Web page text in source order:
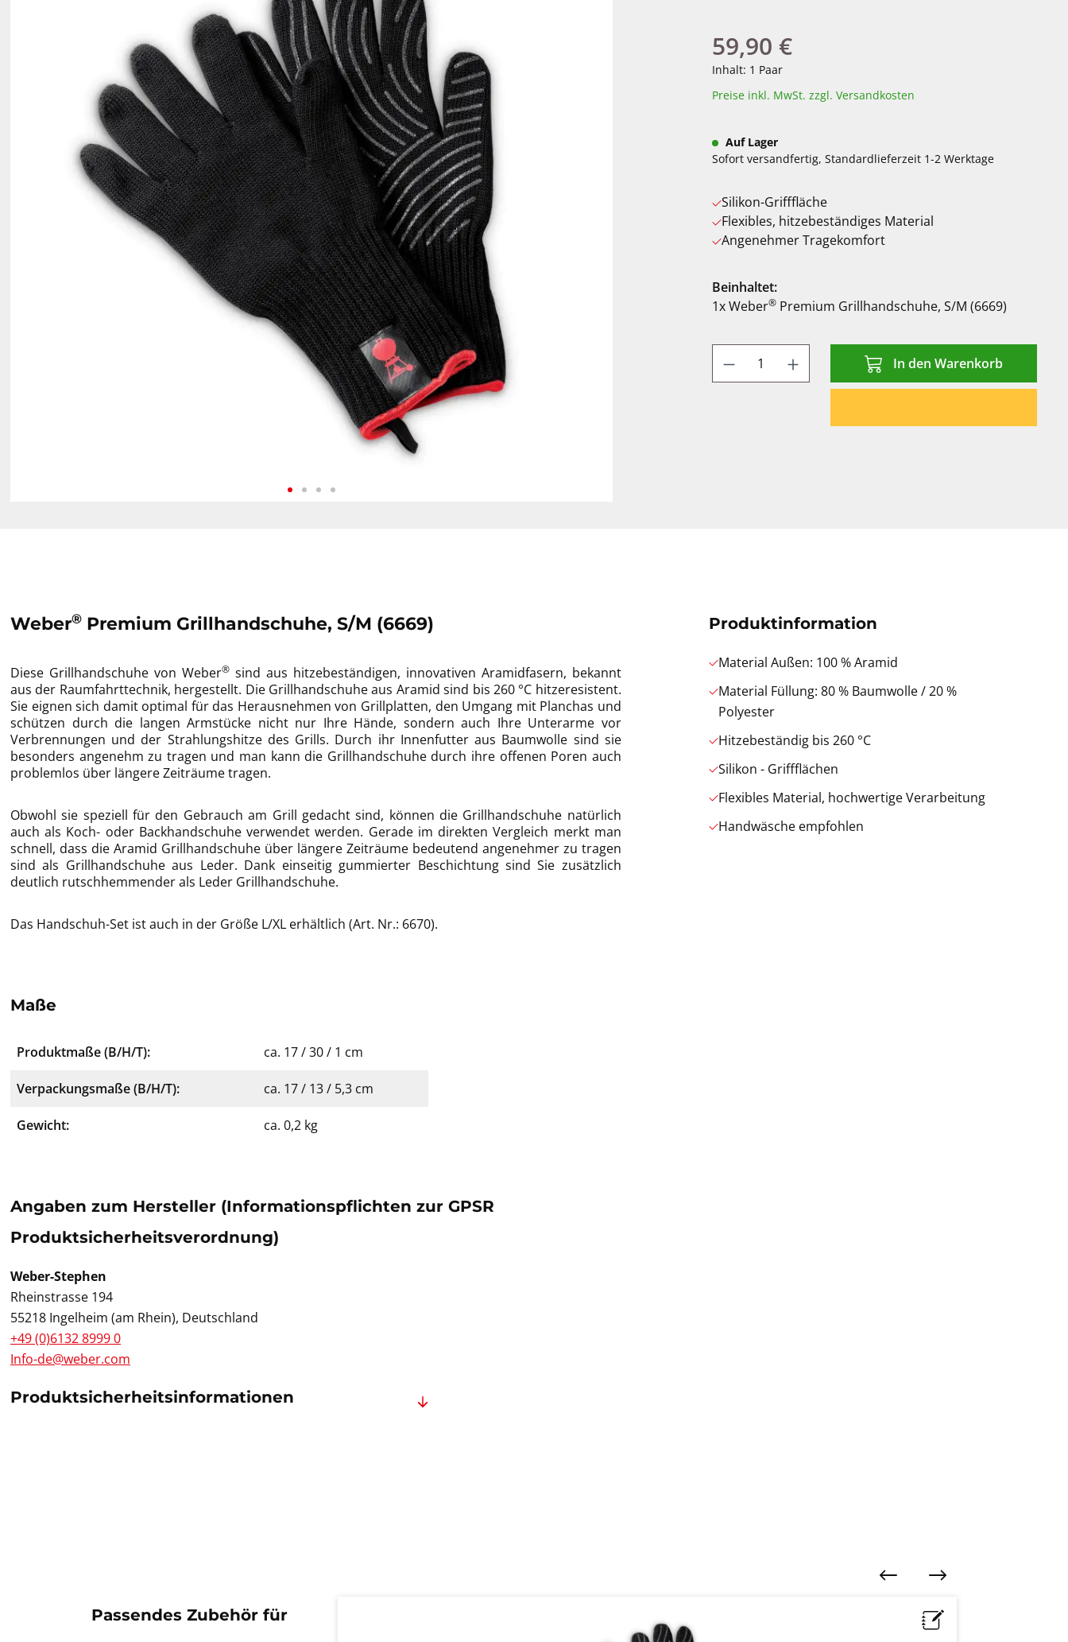
Regulärer Preis:
59,90 €
Inhalt: 1 Paar
Preise inkl. MwSt. zzgl. Versandkosten
Auf Lager
Sofort versandfertig, Standardlieferzeit 1-2 Werktage
Silikon-Grifffläche
Flexibles, hitzebeständiges Material
Angenehmer Tragekomfort
Beinhaltet:
1x Weber® Premium Grillhandschuhe, S/M (6669)
Produkt Anzahl: Gib denIn den Warenkorb
Weber® Premium Grillhandschuhe, S/M (6669)
Diese Grillhandschuhe von Weber®sind aus hitzebeständigen, innovativen Aramidfasern, bekannt
aus der Raumfahrttechnik, hergestellt. Die Grillhandschuhe aus Aramid sind bis 260 °C hitzeresistent.
Sie eignen sich damit optimal für das Herausnehmen von Grillplatten, den Umgang mit Planchas und
schützen durch die langen Armstücke nicht nur Ihre Hände, sondern auch Ihre Unterarme vor
Verbrennungen und der Strahlungshitze des Grills. Durch ihr Innenfutter aus Baumwolle sind sie
besonders angenehm zu tragen und man kann die Grillhandschuhe durch ihre offenen Poren auch
problemlos über längere Zeiträume tragen.
Obwohl sie speziell für den Gebrauch am Grill gedacht sind, können die Grillhandschuhe natürlich
auch als Koch- oder Backhandschuhe verwendet werden. Gerade im direkten Vergleich merkt man
schnell, dass die Aramid Grillhandschuhe über längere Zeiträume bedeutend angenehmer zu tragen
sind als Grillhandschuhe aus Leder. Dank einseitig gummierter Beschichtung sind Sie zusätzlich
deutlich rutschhemmender als Leder Grillhandschuhe.
Das Handschuh-Set ist auch in der Größe L/XL erhältlich (Art. Nr.: 6670).
Maße
Produktmaße (B/H/T): ca. 17 / 30 / 1 cm
Verpackungsmaße (B/H/T): ca. 17 / 13 / 5,3 cm
Gewicht: ca. 0,2 kg
Produktinformation
Material Außen: 100 % Aramid
Material Füllung: 80 % Baumwolle / 20 %
Polyester
Hitzebeständig bis 260 °C
Silikon - Griffflächen
Flexibles Material, hochwertige Verarbeitung
Handwäsche empfohlen
Angaben zum Hersteller (Informationspflichten zur GPSR
Produktsicherheitsverordnung)
Weber-Stephen
Rheinstrasse 194
55218 Ingelheim (am Rhein), Deutschland
+49 (0)6132 8999 0
Info-de@weber.com
Produktsicherheitsinformationen
Passendes Zubehör für